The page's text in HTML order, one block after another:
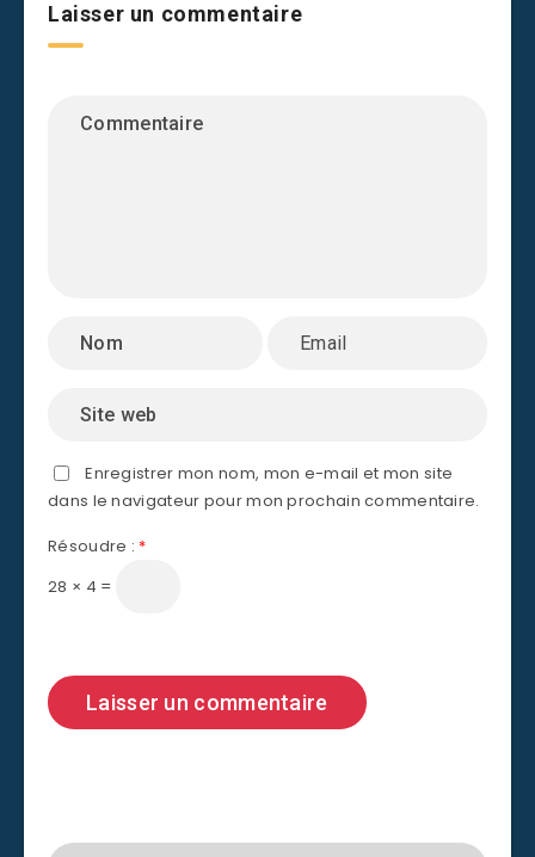
Laisser un commentaire
Enregistrer mon nom, mon e-mail et mon site
dans le navigateur pour mon prochain commentaire.
Résoudre : *
28 × 4 =